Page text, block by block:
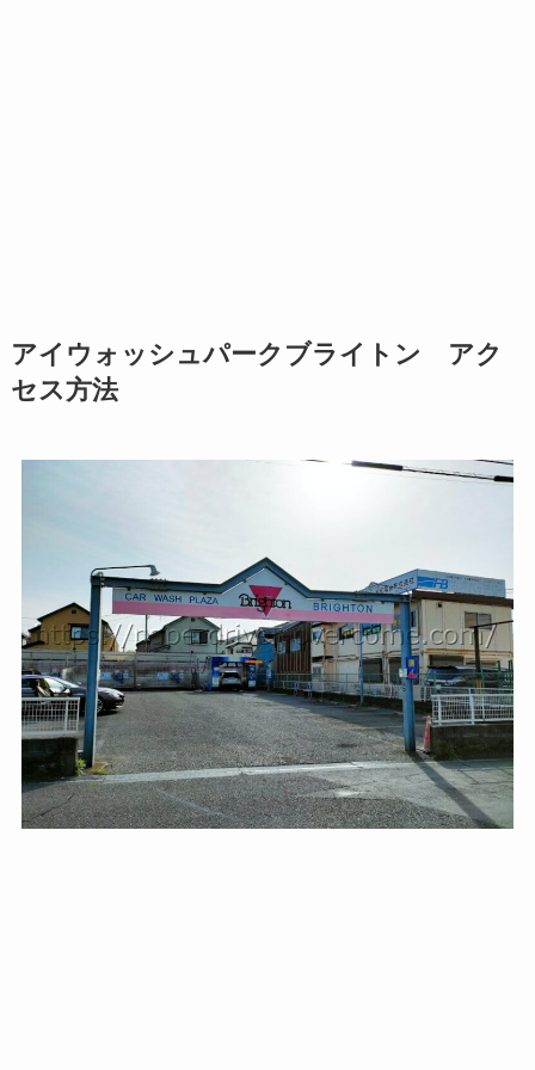
アイウォッシュパークブライトン アク
セス方法